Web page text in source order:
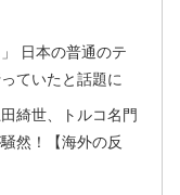
日本の普通のテ
ていたと話題に
綺世、トルコ名門
然！【海外の反